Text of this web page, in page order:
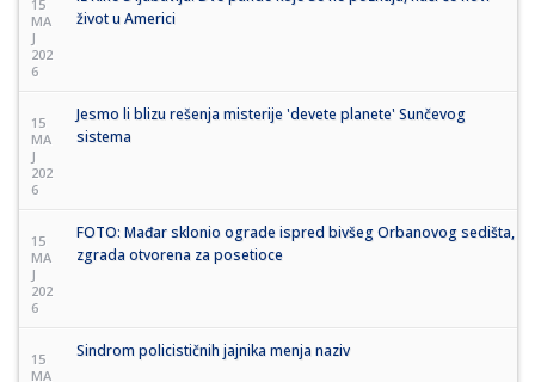
15
MA
J
202
6
život u Americi
15
MA
J
202
6
Jesmo li blizu rešenja misterije 'devete planete' Sunčevog
sistema
15
MA
J
202
6
FOTO: Mađar sklonio ograde ispred bivšeg Orbanovog sedišta,
zgrada otvorena za posetioce
15
MA
Sindrom policističnih jajnika menja naziv